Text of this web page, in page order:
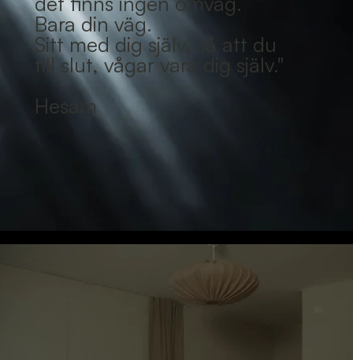
Bara din väg.
Sitt med dig själv, så att du
till slut, vågar vara dig själv."
Hesam